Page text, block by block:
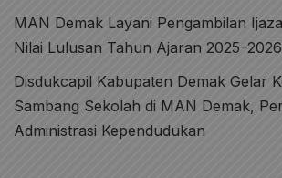
MAN Demak Layani Pengambilan
Nilai Lulusan Tahun Ajaran 2025–2026
Disdukcapil Kabupaten Demak Gelar
Sambang Sekolah di MAN Demak,
Administrasi Kependudukan